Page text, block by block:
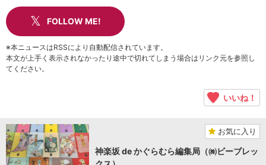
FOLLOW ME!
※本ニュースはRSSにより自動配信されています。
本文が上手く表示されなかったり途中で切れてしまう場合はリンク元を参照し
てください。
いいね！
お気に入り
神楽坂 de かぐらむら編集局（㈱ビーブレッ